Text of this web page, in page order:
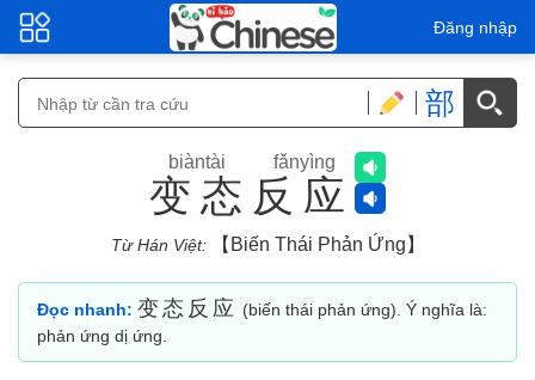
Đăng nhập
部
变态反应
biàntài fǎnyìng
Từ Hán Việt:【biến Thái Phản Ứng】
Đọc nhanh: 变态反应 (biến thái phản ứng). Ý nghĩa là:
phản ứng dị ứng.